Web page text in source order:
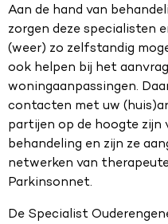
Aan de hand van
zorgen deze specialisten
(weer) zo zelfstandig
ook helpen bij het
woningaanpassingen.
contacten met uw
partijen op de hoogte zijn
behandeling en zijn ze
netwerken van
Parkinsonnet.
De Specialist